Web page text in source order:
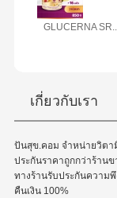
GLUCERNA
เกี่ยวกับเรา
ปันสุข.คอม จำหน่ายวิตา
ประกันราคาถูกกว่าร้าน
ทางร้านรับประกันความ
คืนเงิน 100%